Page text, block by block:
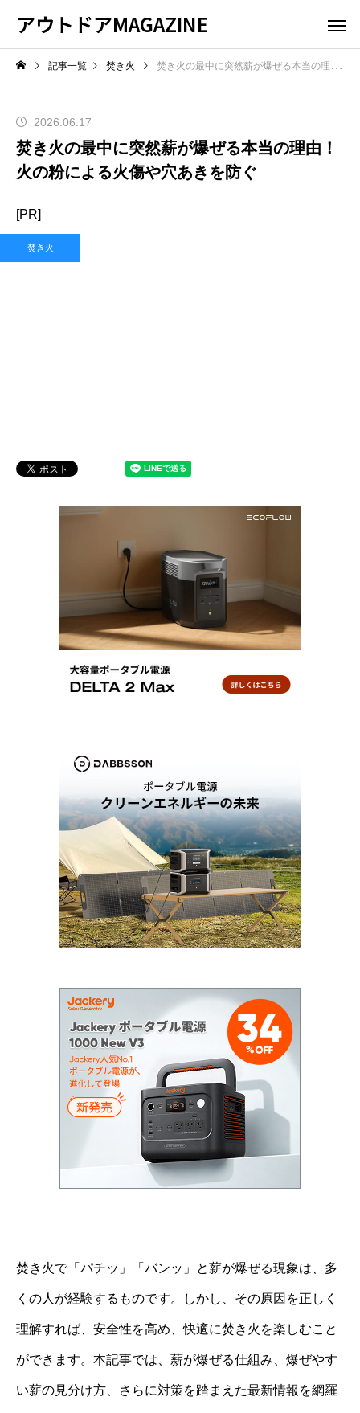
アウトドアMAGAZINE
記事一覧 焚き火 焚き火の最中に突然薪が爆ぜる本当の理由！火の粉による火傷や穴あきを防ぐ
2026.06.17
焚き火の最中に突然薪が爆ぜる本当の理由！
火の粉による火傷や穴あきを防ぐ
[PR]
焚き火
焚き火で「パチッ」「バンッ」と薪が爆ぜる現象は、多
くの人が経験するものです。しかし、その原因を正しく
理解すれば、安全性を高め、快適に焚き火を楽しむこと
ができます。本記事では、薪が爆ぜる仕組み、爆ぜやす
い薪の見分け方、さらに対策を踏まえた最新情報を網羅